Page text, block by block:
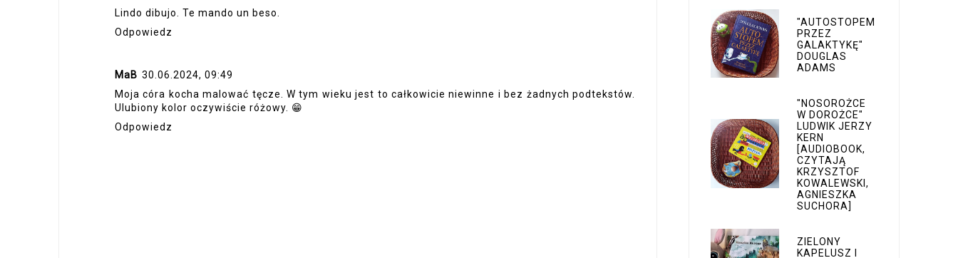
Lindo dibujo. Te mando un beso.
Odpowiedz
MaB 30.06.2024, 09:49
Moja córa kocha malować tęcze. W tym wieku jest to całkowicie niewinne i bez żadnych podtekstów.
Ulubiony kolor oczywiście różowy. 😁
Odpowiedz
"AUTOSTOPEM
PRZEZ
GALAKTYKĘ"
DOUGLAS
ADAMS
"NOSOROŻCE
W DOROŻCE"
LUDWIK JERZY
KERN
[AUDIOBOOK,
CZYTAJĄ
KRZYSZTOF
KOWALEWSKI,
AGNIESZKA
SUCHORA]
ZIELONY
KAPELUSZ I